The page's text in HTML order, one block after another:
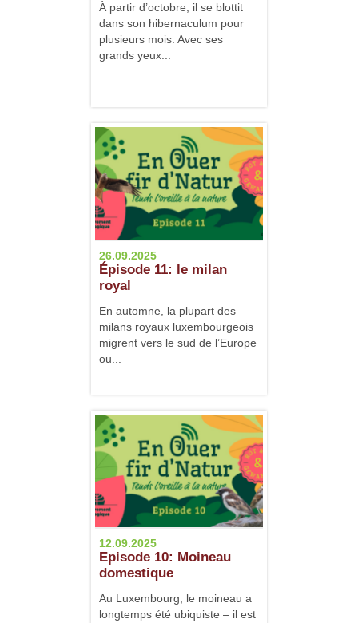
À partir d’octobre, il se blottit
dans son hibernaculum pour
plusieurs mois. Avec ses
grands yeux...
26.09.2025
Épisode 11: le milan
royal
En automne, la plupart des
milans royaux luxembourgeois
migrent vers le sud de l’Europe
ou...
12.09.2025
Episode 10: Moineau
domestique
Au Luxembourg, le moineau a
longtemps été ubiquiste – il est